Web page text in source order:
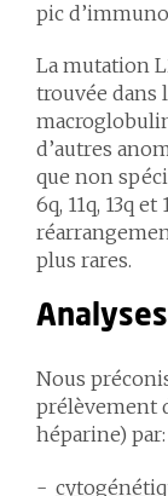
pic
La mutation
trouvée dans
d’autres
que non
6q, 11q, 13q
plus rares.
Analyses
Nous
prélèvement
héparine) par: